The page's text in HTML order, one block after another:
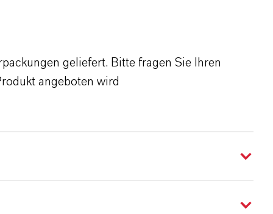
geliefert. Bitte fragen Sie Ihren
angeboten wird